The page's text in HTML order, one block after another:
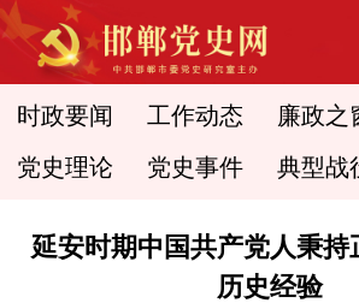
时政要闻 工作动态 廉政之
党史理论 党史事件 典型战
延安时期中国共产党人秉持
历史经验